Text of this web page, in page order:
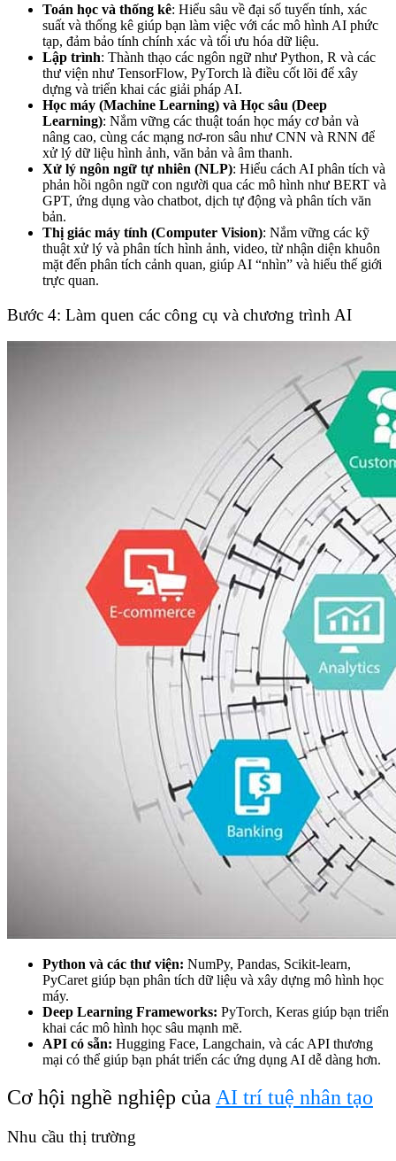
Toán học và thống kê: Hiểu sâu về đại số tuyến tính, xác
suất và thống kê giúp bạn làm việc với các mô hình AI phức
tạp, đảm bảo tính chính xác và tối ưu hóa dữ liệu.
Lập trình: Thành thạo các ngôn ngữ như Python, R và các
thư viện như TensorFlow, PyTorch là điều cốt lõi để xây
dựng và triển khai các giải pháp AI.
Học máy (Machine Learning) và Học sâu (Deep
Learning): Nắm vững các thuật toán học máy cơ bản và
nâng cao, cùng các mạng nơ-ron sâu như CNN và RNN để
xử lý dữ liệu hình ảnh, văn bản và âm thanh.
Xử lý ngôn ngữ tự nhiên (NLP): Hiểu cách AI phân tích và
phản hồi ngôn ngữ con người qua các mô hình như BERT và
GPT, ứng dụng vào chatbot, dịch tự động và phân tích văn
bản.
Thị giác máy tính (Computer Vision): Nắm vững các kỹ
thuật xử lý và phân tích hình ảnh, video, từ nhận diện khuôn
mặt đến phân tích cảnh quan, giúp AI “nhìn” và hiểu thế giới
trực quan.
Bước 4: Làm quen các công cụ và chương trình AI
Python và các thư viện: NumPy, Pandas, Scikit-learn,
PyCaret giúp bạn phân tích dữ liệu và xây dựng mô hình học
máy.
Deep Learning Frameworks: PyTorch, Keras giúp bạn triển
khai các mô hình học sâu mạnh mẽ.
API có sẵn: Hugging Face, Langchain, và các API thương
mại có thể giúp bạn phát triển các ứng dụng AI dễ dàng hơn.
Cơ hội nghề nghiệp củaAI trí tuệ nhân tạo
Nhu cầu thị trường